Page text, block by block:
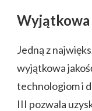
Wyjątkowa
Jedną z
wyjątkowa
technologiom i
III pozwala